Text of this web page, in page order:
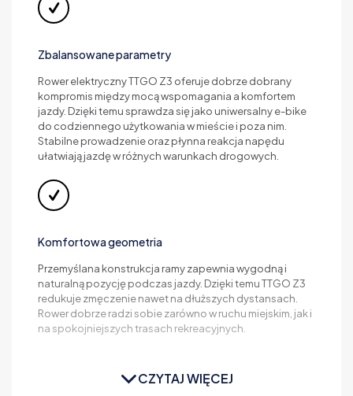
Zbalansowane parametry
Rower elektryczny TTGO Z3 oferuje dobrze dobrany
kompromis między mocą wspomagania a komfortem
jazdy. Dzięki temu sprawdza się jako uniwersalny e-bike
do codziennego użytkowania w mieście i poza nim.
Stabilne prowadzenie oraz płynna reakcja napędu
ułatwiają jazdę w różnych warunkach drogowych.
Komfortowa geometria
Przemyślana konstrukcja ramy zapewnia wygodną i
naturalną pozycję podczas jazdy. Dzięki temu TTGO Z3
redukuje zmęczenie nawet na dłuższych dystansach.
Rower dobrze radzi sobie zarówno w ruchu miejskim, jak i
na spokojniejszych trasach rekreacyjnych.
CZYTAJ WIĘCEJ